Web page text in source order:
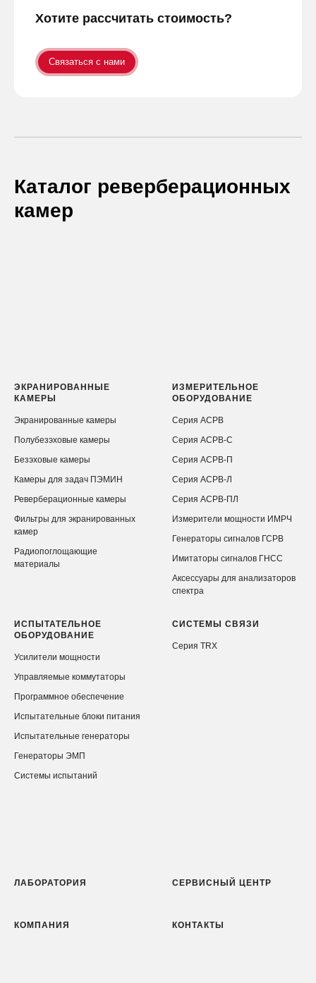
Хотите рассчитать стоимость?
Связаться с нами
Каталог реверберационных
камер
ЭКРАНИРОВАННЫЕ
КАМЕРЫ
Экранированные камеры
Полубезэховые камеры
Безэховые камеры
Камеры для задач ПЭМИН
Реверберационные камеры
Фильтры для экранированных
камер
Радиопоглощающие
материалы
ИЗМЕРИТЕЛЬНОЕ
ОБОРУДОВАНИЕ
Серия АСРВ
Серия АСРВ-С
Серия АСРВ-П
Серия АСРВ-Л
Серия АСРВ-ПЛ
Измерители мощности ИМРЧ
Генераторы сигналов ГСРВ
Имитаторы сигналов ГНСС
Аксессуары для анализаторов
спектра
ИСПЫТАТЕЛЬНОЕ
ОБОРУДОВАНИЕ
Усилители мощности
Управляемые коммутаторы
Программное обеспечение
Испытательные блоки питания
Испытательные генераторы
Генераторы ЭМП
Системы испытаний
СИСТЕМЫ СВЯЗИ
Серия TRX
ЛАБОРАТОРИЯ СЕРВИСНЫЙ ЦЕНТР
КОМПАНИЯ КОНТАКТЫ